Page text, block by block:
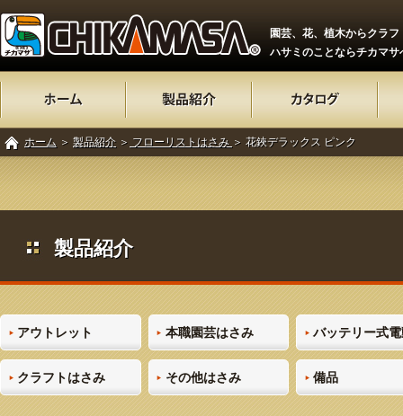
園芸、花、植木からクラフ
ハサミのことならチカマサ
ホーム ＞ 製品紹介 ＞ フローリストはさみ ＞ 花鋏デラックス ピンク
製品紹介
アウトレット 本職園芸はさみ バッテリー式
クラフトはさみ その他はさみ 備品